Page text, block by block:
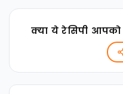
क्‍या ये रेसिपी